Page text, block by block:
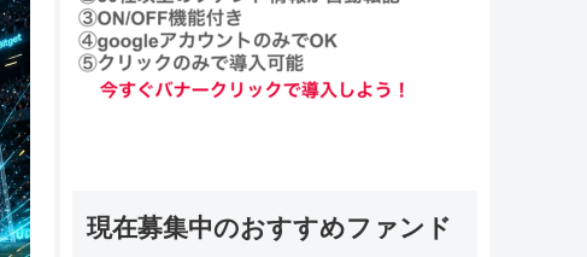
現在募集中のおすすめファンド